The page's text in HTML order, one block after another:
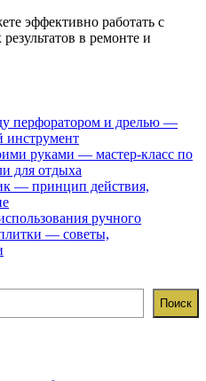
эффективно работать с
в ремонте и
перфоратором и дрелью —
инструмент
руками — мастер-класс по
для отдыха
— принцип действия,
ручного
— советы,
Поиск